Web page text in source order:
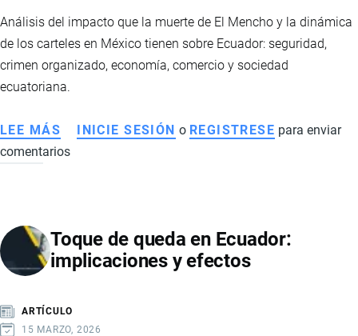
Análisis del impacto que la muerte de El Mencho y la dinámica
de los carteles en México tienen sobre Ecuador: seguridad,
crimen organizado, economía, comercio y sociedad
ecuatoriana.
LEE MÁS SOBRE
CÓMO
LA
MUERTE
MENCHO
INICIE SESIÓN o REGISTRESE para enviar
comentarios
Toque de queda en Ecuador:
implicaciones y efectos
ARTÍCULO
15 MARZO, 2026